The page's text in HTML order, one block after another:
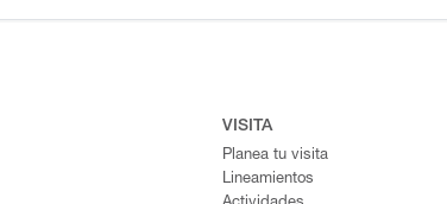
VISITA
Planea tu visita
Lineamientos